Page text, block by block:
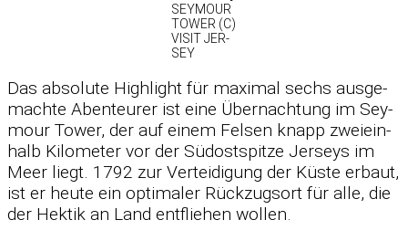
SEY­MOUR
TOWER (C)
VI­SIT JER­
SEY
Das ab­so­lute High­light für ma­xi­mal sechs aus­ge­
machte Aben­teu­rer ist eine Über­nach­tung im Sey­
mour Tower, der auf ei­nem Fel­sen knapp zwei­ein­
halb Ki­lo­me­ter vor der Süd­ost­spitze Jer­seys im
Meer liegt. 1792 zur Ver­tei­di­gung der Küste er­baut,
ist er heute ein op­ti­ma­ler Rück­zugs­ort für alle, die
der Hek­tik an Land ent­flie­hen wol­len.